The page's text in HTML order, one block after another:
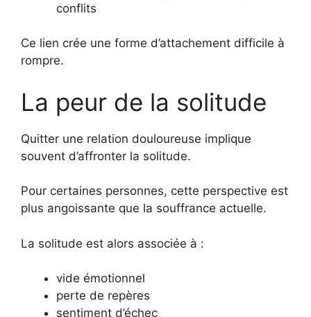
conflits
Ce lien crée une forme d’attachement difficile à
rompre.
La peur de la solitude
Quitter une relation douloureuse implique
souvent d’affronter la solitude.
Pour certaines personnes, cette perspective est
plus angoissante que la souffrance actuelle.
La solitude est alors associée à :
vide émotionnel
perte de repères
sentiment d’échec